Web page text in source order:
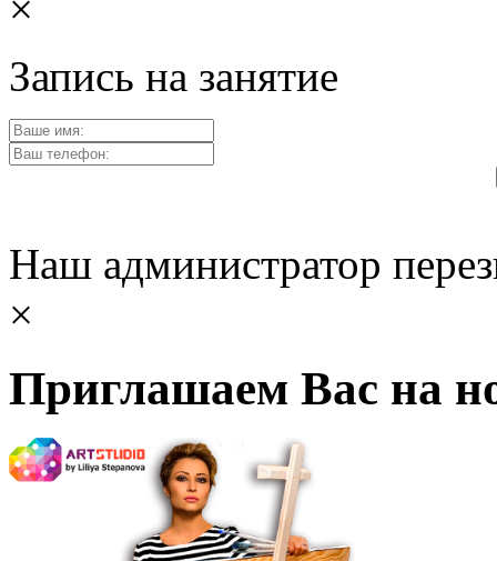
Запись на занятие
Наш администратор
×
Приглашаем Вас на